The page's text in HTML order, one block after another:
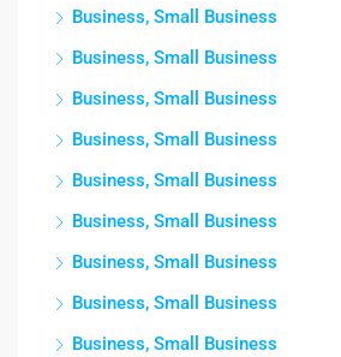
Business, Small Business
Business, Small Business
Business, Small Business
Business, Small Business
Business, Small Business
Business, Small Business
Business, Small Business
Business, Small Business
Business, Small Business